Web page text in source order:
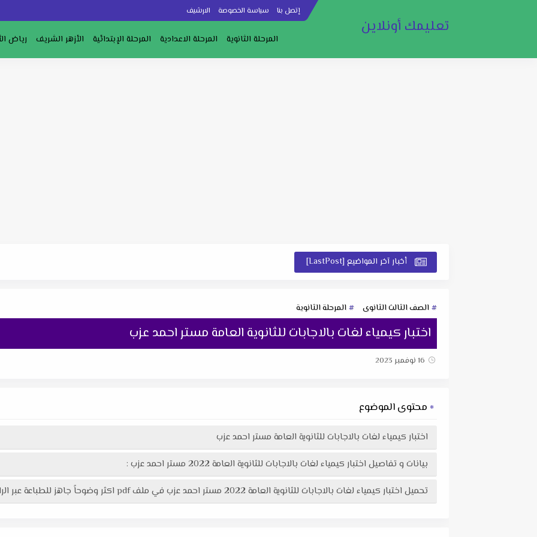
إتصل بنا سياسة الخصوصة الارشيف
تعليمك أونلاين
المرحلة الثانوية المرحلة الاعدادية المرحلة الإبتدائية الأزهر الشريف رياض
أخبار آخر المواضيع [LastPost]
الصف الثالث الثانوى المرحلة الثانوية
اختبار كيمياء لغات بالاجابات للثانوية العامة مستر احمد عزب
16 نوفمبر 2023
محتوى الموضوع
اختبار كيمياء لغات بالاجابات للثانوية العامة مستر احمد عزب
بيانات و تفاصيل اختبار كيمياء لغات بالاجابات للثانوية العامة 2022 مستر احمد عزب :
تحميل اختبار كيمياء لغات بالاجابات للثانوية العامة 2022 مستر احمد عزب في ملف pdf اكثر وضوحاً جاهز للطباعة عبر الرابط التالى :